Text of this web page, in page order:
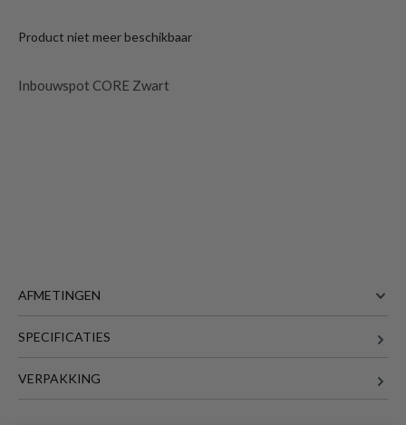
Product niet meer beschikbaar
Inbouwspot CORE Zwart
AFMETINGEN
DIEPTE
SPECIFICATIES
VERPAKKING
geïntegreerde LED
winkelmandje